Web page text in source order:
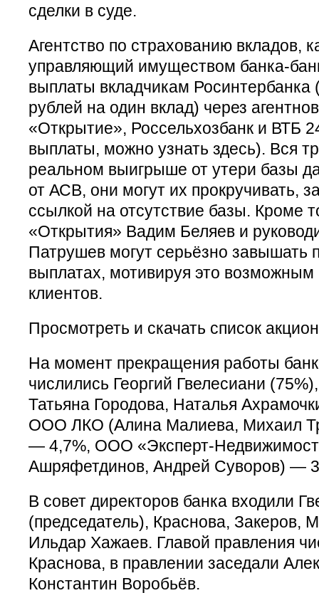
сделки в суде.
Агентство по страхованию вкладов,
управляющий имуществом банка-
выплаты вкладчикам Росинтербанка
рублей на один вклад) через
«Открытие», Россельхозбанк и ВТБ
выплаты, можно узнать здесь). Вся
реальном выигрыше от утери базы
от АСВ, они могут их прокручивать,
ссылкой на отсутствие базы. Кроме
«Открытия» Вадим Беляев и
Патрушев могут серьёзно завышать
выплатах, мотивируя это
клиентов.
Просмотреть и скачать список
На момент прекращения работы
числились Георгий Гвелесиани
Татьяна Городова, Наталья
ООО ЛКО (Алина Малиева, Михаил
— 4,7%, ООО «Эксперт-
Ашряфетдинов, Андрей Суворов) —
В совет директоров банка входили
(председатель), Краснова, Закеров,
Ильдар Хажаев. Главой правления
Краснова, в правлении заседали
Константин Воробьёв.